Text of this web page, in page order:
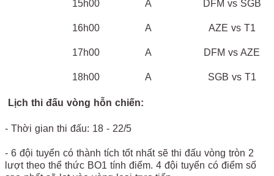
15h00 A DFM vs SGB
16h00 A AZE vs T1
17h00 A DFM vs AZE
18h00 A SGB vs T1
Lịch thi đấu vòng hỗn chiến:
- Thời gian thi đấu: 18 - 22/5
- 6 đội tuyển có thành tích tốt nhất sẽ thi đấu vòng tròn 2
lượt theo thể thức BO1 tính điểm. 4 đội tuyển có điểm số